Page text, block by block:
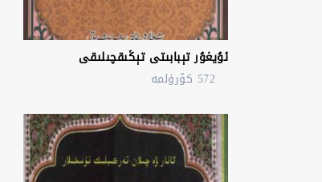
ئۇيغۇر تېبابىتى تېڭىقچىلىقى
572 كۆرۈلمە